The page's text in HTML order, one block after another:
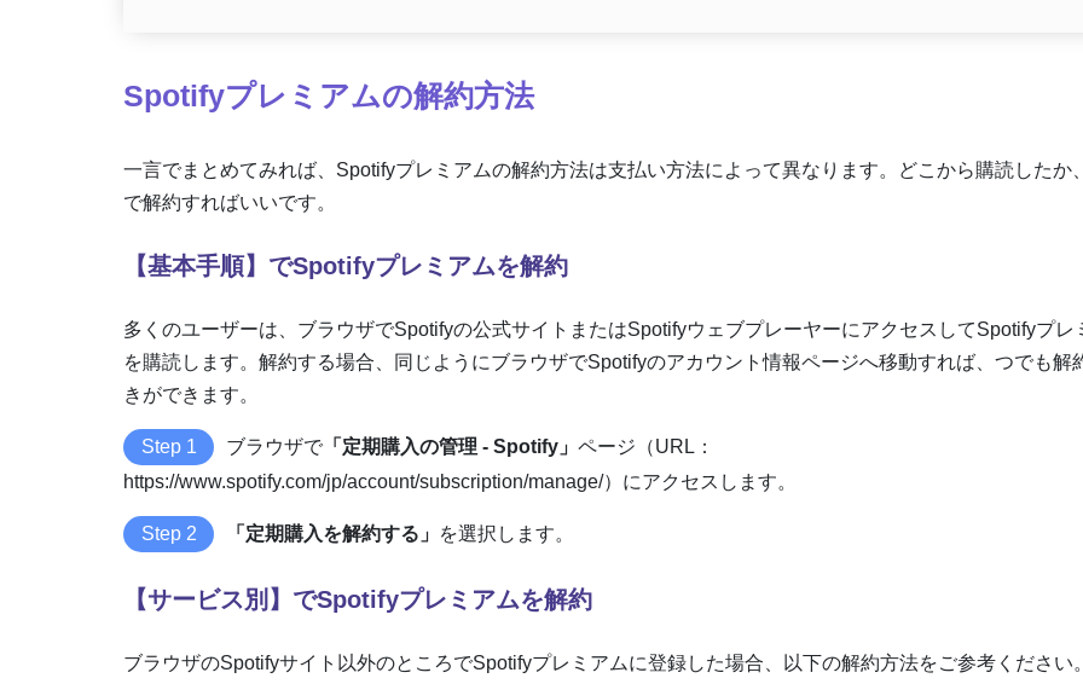
Spotifyプレミアムの解約方法
一言でまとめてみれば、Spotifyプレミアムの解約方法は支払い方法によって異なります。どこから購読したか
で解約すればいいです。
【基本手順】でSpotifyプレミアムを解約
多くのユーザーは、ブラウザでSpotifyの公式サイトまたはSpotifyウェブプレーヤーにアクセスしてSpotifyプレ
を購読します。解約する場合、同じようにブラウザでSpotifyのアカウント情報ページへ移動すれば、つでも解
きができます。
Step 1 ブラウザで 「定期購入の管理 - Spotify」 ページ（URL：
https://www.spotify.com/jp/account/subscription/manage/）にアクセスします。
Step 2 「定期購入を解約する」 を選択します。
【サービス別】でSpotifyプレミアムを解約
ブラウザのSpotifyサイト以外のところでSpotifyプレミアムに登録した場合、以下の解約方法をご参考ください。